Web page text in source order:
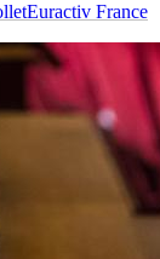
Euractiv France